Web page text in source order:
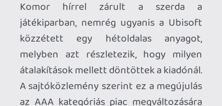
szerint lehetővé teszi majd, hogy még
inkább a nyitott világú címek és a live
service játékok felé mozdulhassanak el,
melyeket a Ubisoft két legerősebb
zsánerének éreznek, egyben pedig azt is
belengették, hogy a céljaik eléréhez
igénybe tervezik venni.